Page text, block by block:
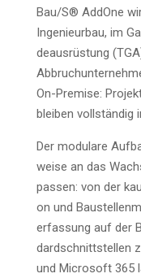
Bau/S® AddO­ne
Inge­nieur­bau, im
de­aus­rüs­tung
On-Pre­mi­se:
blei­ben voll­stän­dig
Der modu­la­re
wei­se an das
pas­sen: von der
on und
er­fas­sung auf der
dard­schnitt­stel­len
und Micro­soft 365